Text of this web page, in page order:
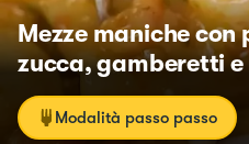
Mezze maniche con
zucca, gamberetti
Modalità passo passo